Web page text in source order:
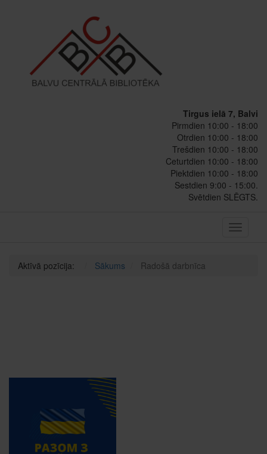
Tirgus ielā 7, Balvi
Pirmdien 10:00 - 18:00
Otrdien 10:00 - 18:00
Trešdien 10:00 - 18:00
Ceturtdien 10:00 - 18:00
Piektdien 10:00 - 18:00
Sestdien 9:00 - 15:00.
Svētdien SLĒGTS.
Toggle
Aktīvā pozīcija: Sākums Radošā darbnīca